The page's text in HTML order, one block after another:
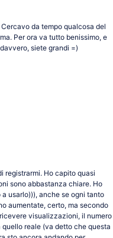
da tempo qualcosa del
Per ora va tutto benissimo, e
siete grandi =)
registrarmi. Ho capito quasi
sono abbastanza chiare. Ho
usarlo))), anche se ogni tanto
aumentate, certo, ma secondo
visualizzazioni, il numero
reale (va detto che questa